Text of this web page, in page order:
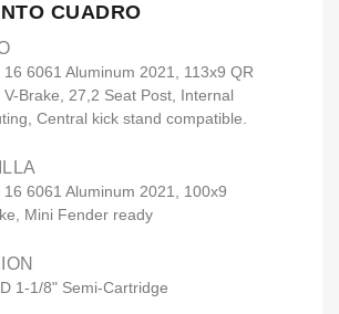
CUADRO
6061 Aluminum 2021, 113x9 QR
Brake, 27,2 Seat Post, Internal
Central kick stand compatible.
6061 Aluminum 2021, 100x9
Mini Fender ready
1-1/8" Semi-Cartridge